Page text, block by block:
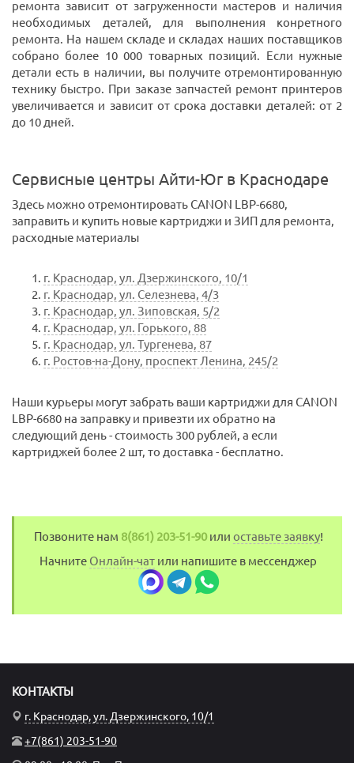
ремонта зависит от загруженности мастеров и наличия
необходимых деталей, для выполнения конретного
ремонта. На нашем складе и складах наших поставщиков
собрано более 10 000 товарных позиций. Если нужные
детали есть в наличии, вы получите отремонтированную
технику быстро. При заказе запчастей ремонт принтеров
увеличивается и зависит от срока доставки деталей: от 2
до 10 дней.
Сервисные центры Айти-Юг в Краснодаре
Здесь можно отремонтировать CANON LBP-6680,
заправить и купить новые картриджи и ЗИП для ремонта,
расходные материалы
г. Краснодар, ул. Дзержинского, 10/1
г. Краснодар, ул. Селезнева, 4/3
г. Краснодар, ул. Зиповская, 5/2
г. Краснодар, ул. Горького, 88
г. Краснодар, ул. Тургенева, 87
г. Ростов-на-Дону, проспект Ленина, 245/2
Наши курьеры могут забрать ваши картриджи для CANON
LBP-6680 на заправку и привезти их обратно на
следующий день - стоимость 300 рублей, а если
картриджей более 2 шт, то доставка - бесплатно.
Позвоните нам 8(861) 203-51-90или оставьте заявку!
Начните Онлайн-чат или напишите в мессенджер
КОНТАКТЫ
г. Краснодар, ул. Дзержинского, 10/1
+7(861) 203-51-90